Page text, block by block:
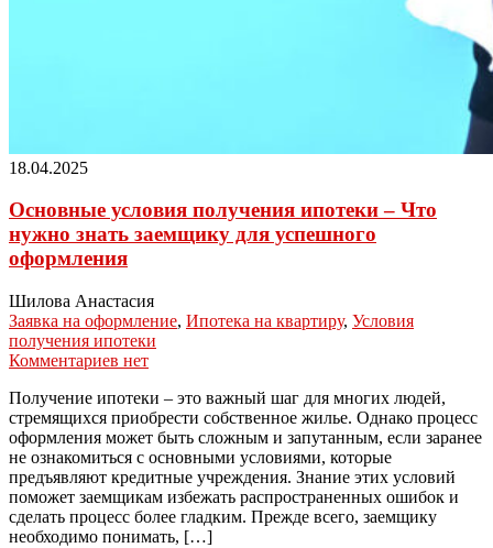
18.04.2025
Основные условия получения ипотеки – Что
нужно знать заемщику для успешного
оформления
Шилова Анастасия
Заявка на оформление, Ипотека на квартиру, Условия
получения ипотеки
Комментариев нет
Получение ипотеки – это важный шаг для многих людей,
стремящихся приобрести собственное жилье. Однако процесс
оформления может быть сложным и запутанным, если заранее
не ознакомиться с основными условиями, которые
предъявляют кредитные учреждения. Знание этих условий
поможет заемщикам избежать распространенных ошибок и
сделать процесс более гладким. Прежде всего, заемщику
необходимо понимать, […]